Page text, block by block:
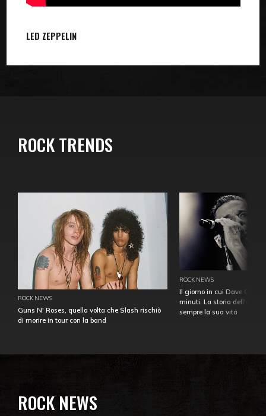
LED ZEPPELIN
ROCK TRENDS
ROCK NEWS
Guns N' Roses, quella volta che Slash rischiò
di morire in tour con la band
ROCK NEWS
Il giorno in cui Dave
minuti. La storia
sempre la sua vita
ROCK NEWS